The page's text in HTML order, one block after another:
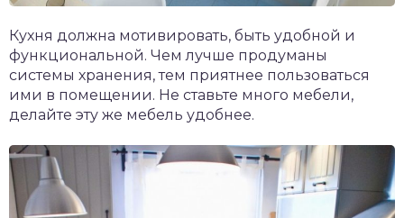
Кухня должна мотивировать, быть удобной и
функциональной. Чем лучше продуманы
системы хранения, тем приятнее пользоваться
ими в помещении. Не ставьте много мебели,
делайте эту же мебель удобнее.